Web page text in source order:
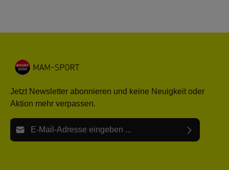
Jetzt Newsletter abonnieren und keine Neuigkeit oder
Aktion mehr verpassen.
E-Mail-Adresse*